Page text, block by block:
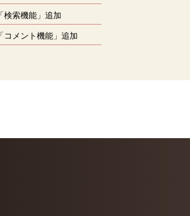
「検索機能」追加
「コメント機能」追加